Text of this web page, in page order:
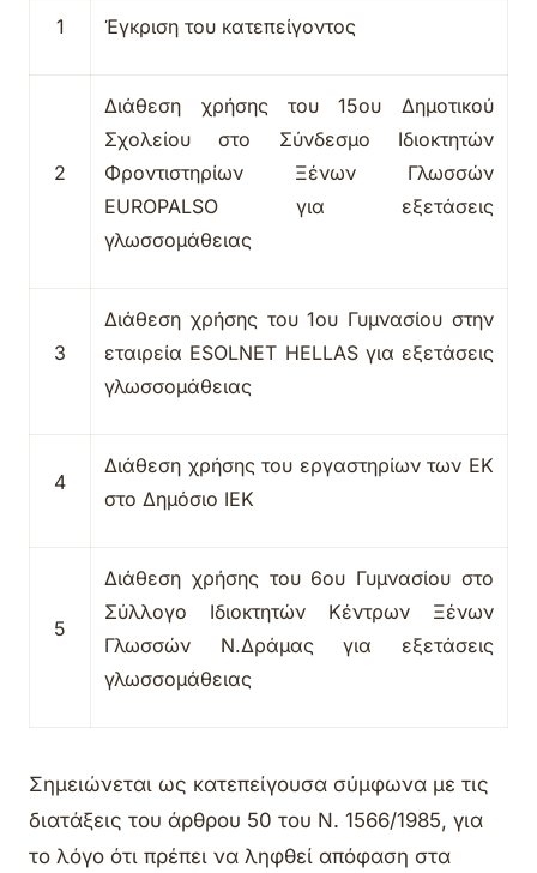
1 Έγκριση του κατεπείγοντος
2
Διάθεση χρήσης του 15ου Δημοτικού
Σχολείου στο Σύνδεσμο Ιδιοκτητών
Φροντιστηρίων Ξένων Γλωσσών
EUROPALSO για εξετάσεις
γλωσσομάθειας
3
Διάθεση χρήσης του 1ου Γυμνασίου στην
εταιρεία ESOLNET HELLAS για εξετάσεις
γλωσσομάθειας
4
Διάθεση χρήσης του εργαστηρίων των ΕΚ
στο Δημόσιο ΙΕΚ
5
Διάθεση χρήσης του 6ου Γυμνασίου στο
Σύλλογο Ιδιοκτητών Κέντρων Ξένων
Γλωσσών Ν.Δράμας για εξετάσεις
γλωσσομάθειας
Σημειώνεται ως κατεπείγουσα σύμφωνα με τις
διατάξεις του άρθρου 50 του Ν. 1566/1985, για
το λόγο ότι πρέπει να ληφθεί απόφαση στα